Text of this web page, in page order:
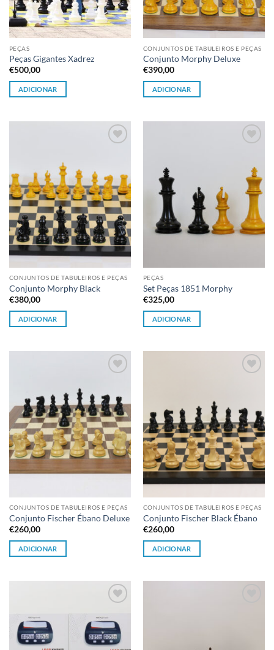
PEÇAS
Peças Gigantes Xadrez
€500,00
ADICIONAR
CONJUNTOS DE TABULEIROS E PEÇAS
Conjunto Morphy Deluxe
€390,00
ADICIONAR
CONJUNTOS DE TABULEIROS E PEÇAS
Conjunto Morphy Black
€380,00
ADICIONAR
desejos
PEÇAS
Set Peças 1851 Morphy
€325,00
ADICIONAR
desejos
CONJUNTOS DE TABULEIROS E PEÇAS
Conjunto Fischer Ébano Deluxe
€260,00
ADICIONAR
CONJUNTOS DE TABULEIROS E PEÇAS
Conjunto Fischer Black Ébano
€260,00
ADICIONAR
à lista de
desejos